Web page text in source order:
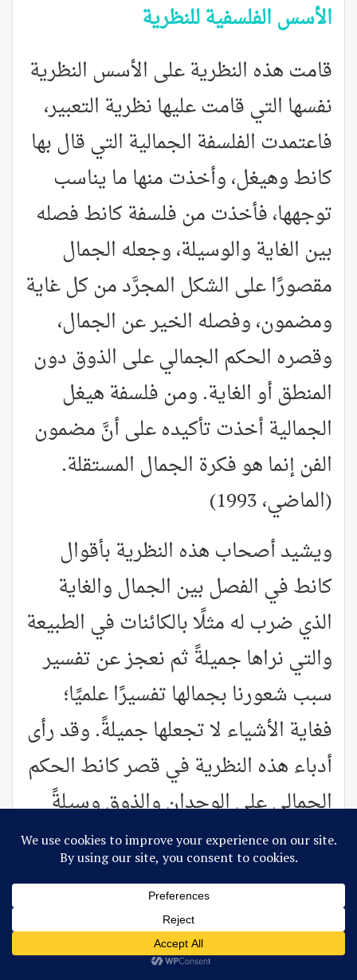
الأسس الفلسفية للنظرية
قامت هذه النظرية على الأسس النظرية
نفسها التي قامت عليها نظرية التعبير،
فاعتمدت الفلسفة الجمالية التي قال بها
كانط وهيغل، وأخذت منها ما يناسب
توجهها، فأخذت من فلسفة كانط فصله
بين الغاية والوسيلة، وجعله الجمال
مقصورًا على الشكل المجرَّد من كل غاية
ومضمون، وفصله الخير عن الجمال،
وقصره الحكم الجمالي على الذوق دون
المنطق أو الغاية. ومن فلسفة هيغل
الجمالية أخذت تأكيده على أنَّ مضمون
الفن إنما هو فكرة الجمال المستقلة.
(الماضي، 1993)
ويشيد أصحاب هذه النظرية بأقوال
كانط في الفصل بين الجمال والغاية
الذي ضرب له مثلًا بالكائنات في الطبيعة
والتي نراها جميلةً ثم نعجز عن تفسير
سبب شعورنا بجمالها تفسيرًا علميًا؛
فغاية الأشياء لا تجعلها جميلةً. وقد رأى
أدباء هذه النظرية في قصر كانط الحكم
الجمالي على الوجدان والذوق وسيلةً
لتمجيد الإيقاع والنغم، ثم تمجيد
الإيحاء الذي يقوم به الأدب للتأثير على
المتلقي؛ فالوجدان، عند أصحاب هذه
النظرية، ليس المشاعر الصريحة الفوَّارة